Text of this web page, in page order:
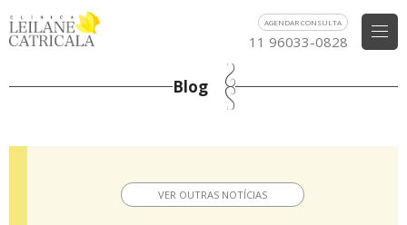
AGENDAR CONSULTA
11 96033-0828
Blog
VER OUTRAS NOTÍCIAS